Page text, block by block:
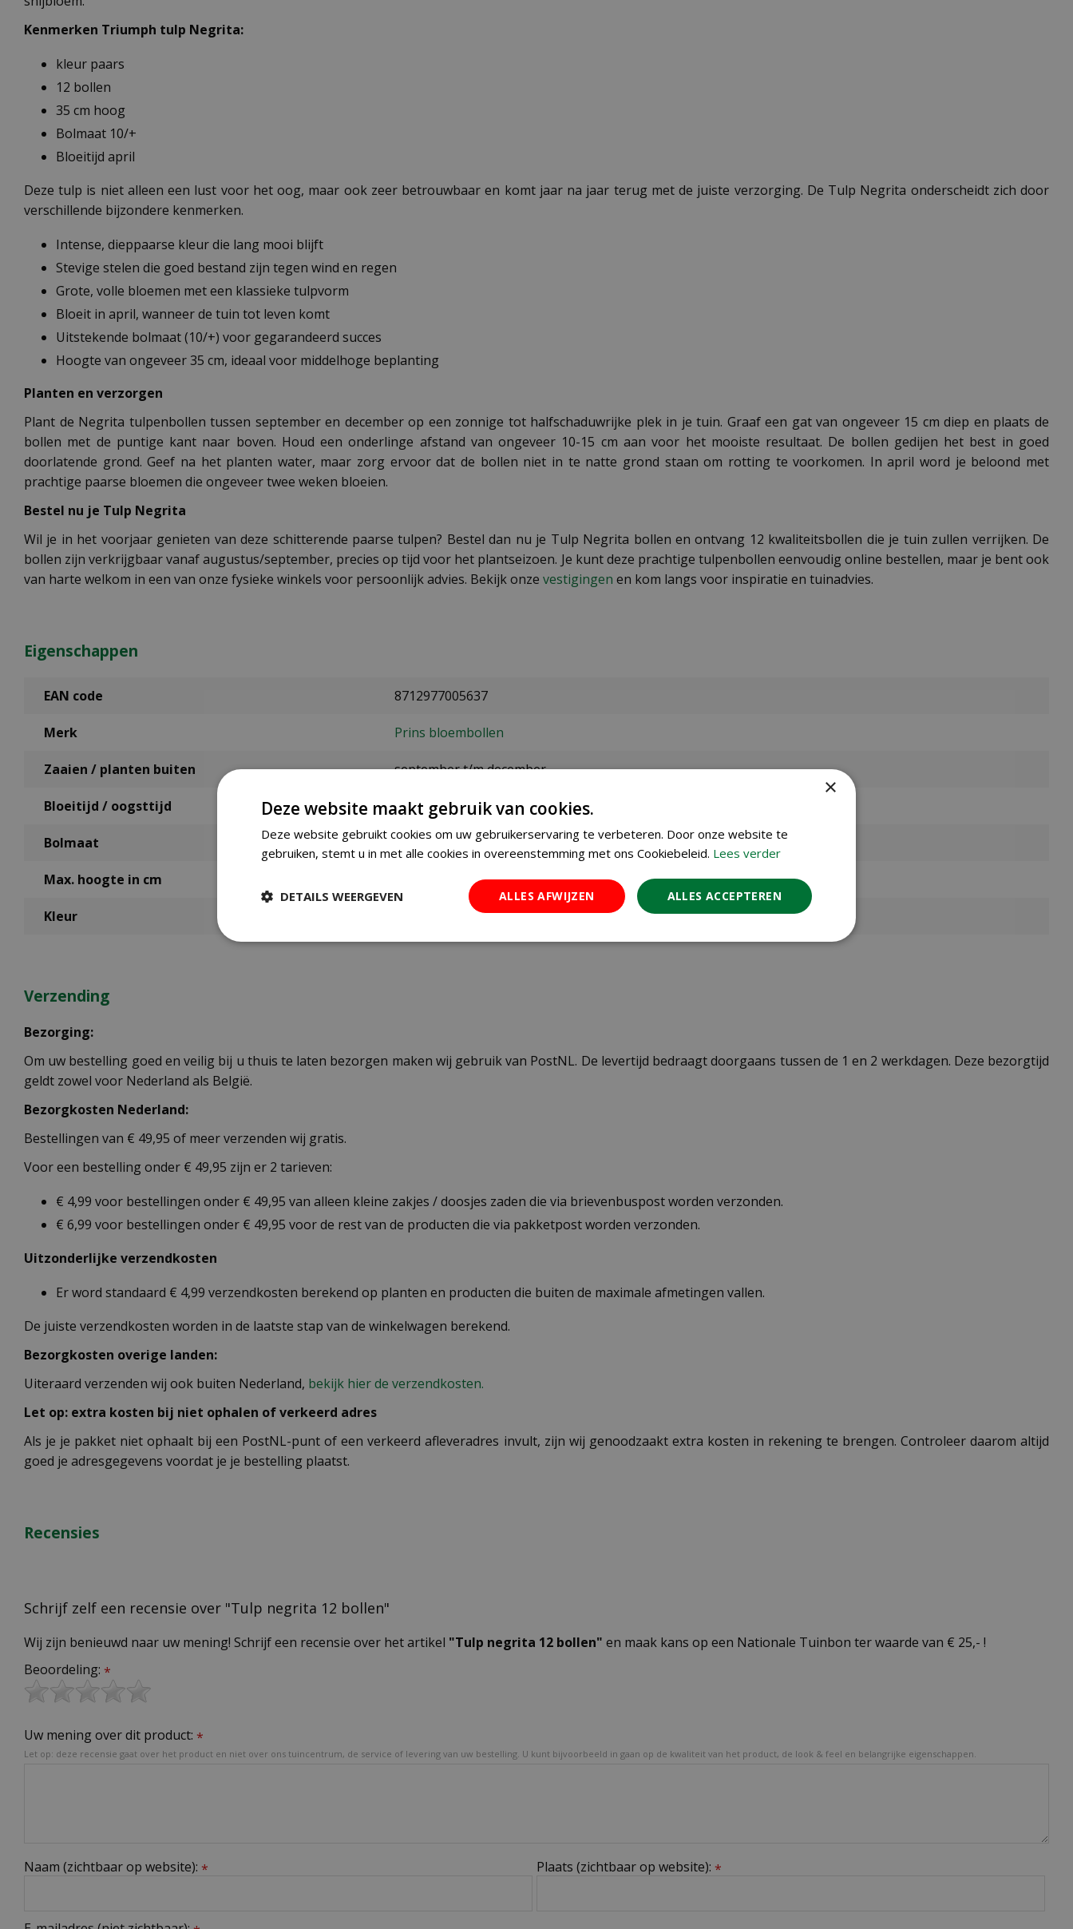
Kenmerken Triumph tulp Negrita:
kleur paars
12 bollen
35 cm hoog
Bolmaat 10/+
Bloeitijd april
Deze tulp is niet alleen een lust voor het oog, maar ook zeer betrouwbaar en komt jaar na jaar terug met de juiste verzorging. De Tulp Negrita onderscheidt zich door
verschillende bijzondere kenmerken.
Intense, dieppaarse kleur die lang mooi blijft
Stevige stelen die goed bestand zijn tegen wind en regen
Grote, volle bloemen met een klassieke tulpvorm
Bloeit in april, wanneer de tuin tot leven komt
Uitstekende bolmaat (10/+) voor gegarandeerd succes
Hoogte van ongeveer 35 cm, ideaal voor middelhoge beplanting
Planten en verzorgen
Plant de Negrita tulpenbollen tussen september en december op een zonnige tot halfschaduwrijke plek in je tuin. Graaf een gat van ongeveer 15 cm diep en plaats de
bollen met de puntige kant naar boven. Houd een onderlinge afstand van ongeveer 10-15 cm aan voor het mooiste resultaat. De bollen gedijen het best in goed
doorlatende grond. Geef na het planten water, maar zorg ervoor dat de bollen niet in te natte grond staan om rotting te voorkomen. In april word je beloond met
prachtige paarse bloemen die ongeveer twee weken bloeien.
Bestel nu je Tulp Negrita
Wil je in het voorjaar genieten van deze schitterende paarse tulpen? Bestel dan nu je Tulp Negrita bollen en ontvang 12 kwaliteitsbollen die je tuin zullen verrijken. De
bollen zijn verkrijgbaar vanaf augustus/september, precies op tijd voor het plantseizoen. Je kunt deze prachtige tulpenbollen eenvoudig online bestellen, maar je bent ook
van harte welkom in een van onze fysieke winkels voor persoonlijk advies. Bekijk onze vestigingen en kom langs voor inspiratie en tuinadvies.
Eigenschappen
EAN code 8712977005637
Merk Prins bloembollen
Zaaien / planten buiten september t/m december
Bloeitijd / oogsttijd april
Bolmaat 10/+
Max. hoogte in cm
Kleur
Verzending
Bezorging:
Om uw bestelling goed en veilig bij u thuis te laten bezorgen maken wij gebruik van PostNL. De levertijd bedraagt doorgaans tussen de 1 en 2 werkdagen. Deze bezorgtijd
geldt zowel voor Nederland als België.
Bezorgkosten Nederland:
Bestellingen van € 49,95 of meer verzenden wij gratis.
Voor een bestelling onder € 49,95 zijn er 2 tarieven:
€ 4,99 voor bestellingen onder € 49,95 van alleen kleine zakjes / doosjes zaden die via brievenbuspost worden verzonden.
€ 6,99 voor bestellingen onder € 49,95 voor de rest van de producten die via pakketpost worden verzonden.
Uitzonderlijke verzendkosten
Er word standaard € 4,99 verzendkosten berekend op planten en producten die buiten de maximale afmetingen vallen.
De juiste verzendkosten worden in de laatste stap van de winkelwagen berekend.
Bezorgkosten overige landen:
Uiteraard verzenden wij ook buiten Nederland, bekijk hier de verzendkosten.
Let op: extra kosten bij niet ophalen of verkeerd adres
Als je je pakket niet ophaalt bij een PostNL-punt of een verkeerd afleveradres invult, zijn wij genoodzaakt extra kosten in rekening te brengen. Controleer daarom altijd
goed je adresgegevens voordat je je bestelling plaatst.
Recensies
Schrijf zelf een recensie over "Tulp negrita 12 bollen"
Wij zijn benieuwd naar uw mening! Schrijf een recensie over het artikel "Tulp negrita 12 bollen" en maak kans op een Nationale Tuinbon ter waarde van € 25,- !
Beoordeling: *
Uw mening over dit product: *
Let op: deze recensie gaat over het product en niet over ons tuincentrum, de service of levering van uw bestelling. U kunt bijvoorbeeld in gaan op de kwaliteit van het product, de look & feel en belangrijke eigenschappen.
Naam (zichtbaar op website): * Plaats (zichtbaar op website): *
×
Deze website maakt gebruik van cookies.
Deze website gebruikt cookies om uw gebruikerservaring te verbeteren. Door onze website te
gebruiken, stemt u in met alle cookies in overeenstemming met ons Cookiebeleid. Lees verder
ALLES ACCEPTEREN
ALLES AFWIJZEN
DETAILS WEERGEVEN